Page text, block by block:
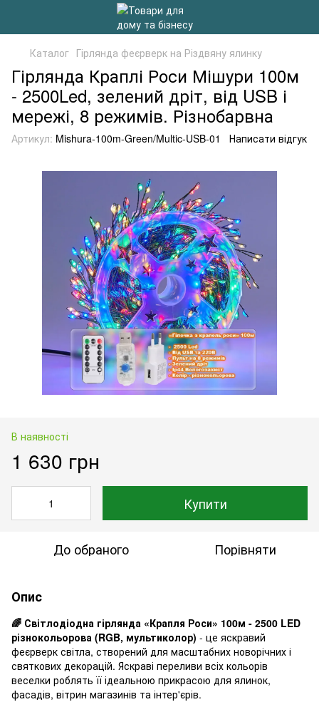
Каталог Гірлянда феєрверк на Різдвяну ялинку
Гірлянда Краплі Роси Мішури 100м
- 2500Led, зелений дріт, від USB і
мережі, 8 режимів. Різнобарвна
Артикул: Mishura-100m-Green/Multic-USB-01 Написати відгук
В наявності
1 630 грн
Купити
До обраного Порівняти
Опис
🌈 Світлодіодна гірлянда «Крапля Роси» 100м - 2500 LED
різнокольорова (RGB, мультиколор) - це яскравий
феєрверк світла, створений для масштабних новорічних і
святкових декорацій. Яскраві переливи всіх кольорів
веселки роблять її ідеальною прикрасою для ялинок,
фасадів, вітрин магазинів та інтер'єрів.